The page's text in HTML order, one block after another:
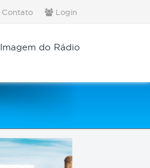
Login
Contato
Imagem do Rádio